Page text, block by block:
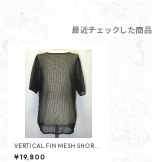
最近チェックした商品
VERTICAL FIN MESH SHORT
SLEEVES -BLACK-
¥19,800